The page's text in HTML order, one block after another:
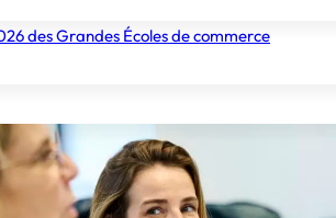
des Grandes Écoles de commerce